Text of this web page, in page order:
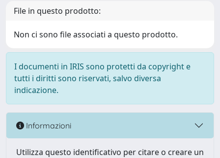
File in questo prodotto:
Non ci sono file associati a questo prodotto.
I documenti in IRIS sono protetti da copyright e
tutti i diritti sono riservati, salvo diversa
indicazione.
Informazioni
Utilizza questo identificativo per citare o creare un